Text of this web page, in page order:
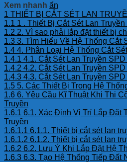
Xem nhanh ẩn
1 THIẾT BỊ CẮT SÉT LAN
1.1 1 . Thiết Bị Cắt Sét Lan Truyền
1.2 2. Vì sao phải lắp đặt thiết bị
1.3 3. Tìm Hiểu Về Hệ Thống Cắt
1.4 4. Phân Loại Hệ Thống Cắt
1.4.1 4.1. Cắt Sét Lan Truyền
1.4.2 4.2. Cắt Sét Lan Truyền
1.4.3 4.3. Cắt Sét Lan Truyền
1.5 5. Các Thiết Bị Trong Hệ
1.6 6. Yêu Cầu Kĩ Thuật Khi Thi
Truyền
1.6.1 6.1. Xác Định Vị Trí Lắp Đặt
Truyền
1.6.1.1 6.1.1. Thiết bị cắt sét lan
1.6.1.2 6.1.2. Thiết bị cắt sét lan
1.6.2 6.2. Lưu Ý Khi Lắp Đặt Hệ
1.6.3 6.3. Tạo Hệ Thống Tiếp Đất